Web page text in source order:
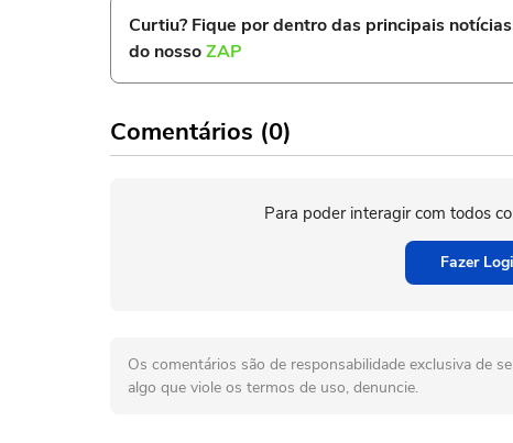
Curtiu? Fique por dentro das principais
do nossoZAP
Comentários (0)
Para poder interagir com todos
Fazer
Os comentários são de responsabilidade exclusiva de
algo que viole os termos de uso, denuncie.